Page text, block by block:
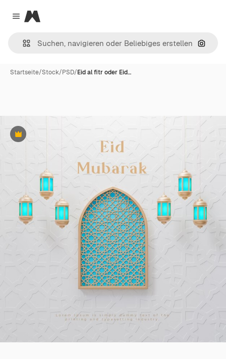
Close menu
Magnific
Nach
Startseite/Stock/PSD/Eid al fitr oder Eid…
Premium